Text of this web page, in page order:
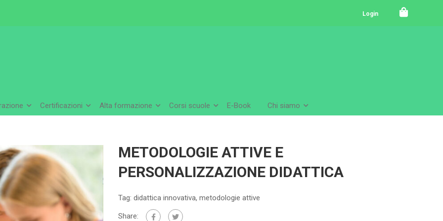
Login
Certificazioni Alta formazione Corsi scuole E-Book Chi siamo
METODOLOGIE ATTIVE E
PERSONALIZZAZIONE DIDATTICA
Tag: didattica innovativa, metodologie attive
Share: